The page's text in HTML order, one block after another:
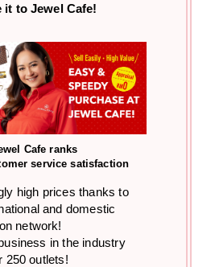
it to Jewel Cafe!
Cafe ranks
service satisfaction
high prices thanks to
and domestic
network!
in the industry
250 outlets!